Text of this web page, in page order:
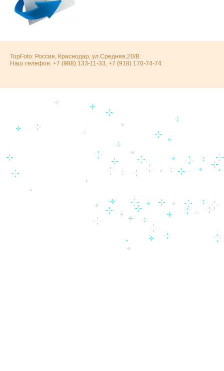
TopFoto: Россия, Краснодар, ул.Средняя,20/В.
Наш телефон: +7 (988) 133-11-33, +7 (918) 170-74-74